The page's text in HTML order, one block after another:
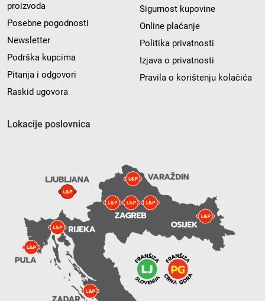
proizvoda
Posebne pogodnosti
Newsletter
Podrška kupcima
Pitanja i odgovori
Raskid ugovora
Sigurnost kupovine
Online plaćanje
Politika privatnosti
Izjava o privatnosti
Pravila o korištenju kolačića
Lokacije poslovnica